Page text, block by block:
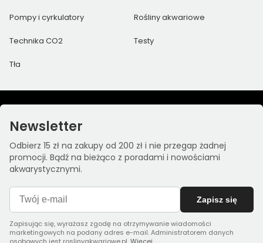
Pompy i cyrkulatory Rośliny akwariowe
Technika CO2 Testy
Tła
Newsletter
Odbierz 15 zł na zakupy od 200 zł i nie przegap żadnej
promocji. Bądź na bieżąco z poradami i nowościami
akwarystycznymi.
Zapisz się
Zapisując się, wyrażasz zgodę na otrzymywanie wiadomości
marketingowych na podany adres e-mail. Administratorem danych